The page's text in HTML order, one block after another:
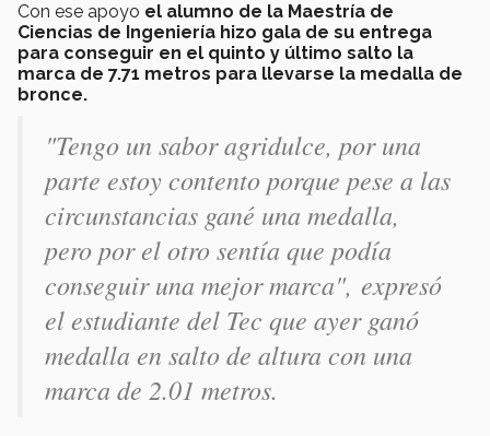
Con ese apoyo el alumno de la Maestría de
Ciencias de Ingeniería hizo gala de su entrega
para conseguir en el quinto y último salto la
marca de 7.71 metros para llevarse la medalla de
bronce.
"Tengo un sabor agridulce, por una
parte estoy contento porque pese a las
circunstancias gané una medalla,
pero por el otro sentía que podía
conseguir una mejor marca", expresó
el estudiante del Tec que ayer ganó
medalla en salto de altura con una
marca de 2.01 metros.